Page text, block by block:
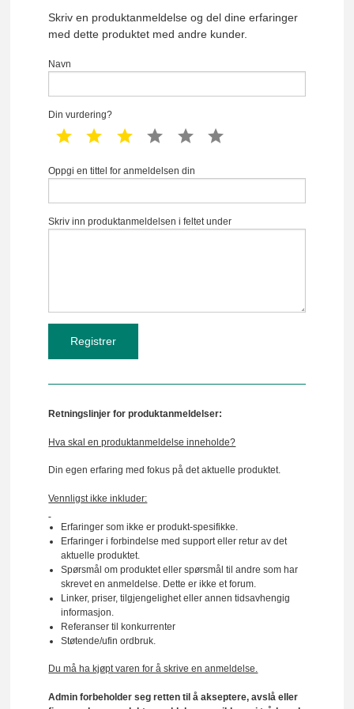
Skriv en produktanmeldelse og del dine erfaringer
med dette produktet med andre kunder.
Navn
Din vurdering?
1 star 2 star 3 star 4 star 5 star
Oppgi en tittel for anmeldelsen din
Skriv inn produktanmeldelsen i feltet under
Retningslinjer for produktanmeldelser:
Hva skal en produktanmeldelse inneholde?
Din egen erfaring med fokus på det aktuelle produktet.
Vennligst ikke inkluder:
Erfaringer som ikke er produkt-spesifikke.
Erfaringer i forbindelse med support eller retur av det
aktuelle produktet.
Spørsmål om produktet eller spørsmål til andre som har
skrevet en anmeldelse. Dette er ikke et forum.
Linker, priser, tilgjengelighet eller annen tidsavhengig
informasjon.
Referanser til konkurrenter
Støtende/ufin ordbruk.
Du må ha kjøpt varen for å skrive en anmeldelse.
Admin forbeholder seg retten til å akseptere, avslå eller